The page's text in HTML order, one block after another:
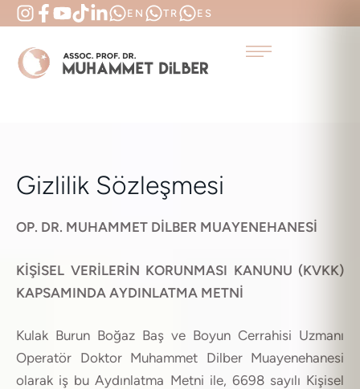
EN TR ES
Gizlilik Sözleşmesi
OP. DR. MUHAMMET DİLBER MUAYENEHANESİ
KİŞİSEL VERİLERİN KORUNMASI KANUNU (KVKK)
KAPSAMINDA AYDINLATMA METNİ
Kulak Burun Boğaz Baş ve Boyun Cerrahisi Uzmanı
Operatör Doktor Muhammet Dilber Muayenehanesi
olarak iş bu Aydınlatma Metni ile, 6698 sayılı Kişisel